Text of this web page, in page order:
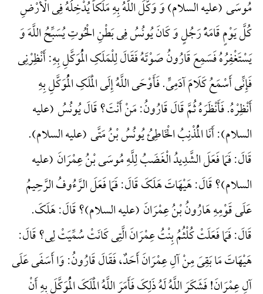
مُوسَی (علیه السلام) وَ وَکَّلَ اللَّهُ بِهِ مَلَکاً یُدْخِلُهُ فِی الْأَرْضِ
کُلَّ یَوْمٍ قَامَهًَْ رَجُلٍ وَ کَانَ یُونُسُ فِی بَطْنِ الْحُوتِ یُسَبِّحُ اللَّهَ وَ
یَسْتَغْفِرُهُ فَسَمِعَ قَارُونُ صَوْتَهُ فَقَالَ لِلْمَلَکِ الْمُوَکَّلِ بِهِ: أَنْظِرْنِی
فَإِنِّی أَسْمَعُ کَلَامَ آدَمِیٍّ. فَأَوْحَی اللَّهُ إِلَی الْمَلَکِ الْمُوَکَّلِ بِهِ
أَنْظِرْهُ. فَأَنْظَرَهُ ثُمَّ قَالَ قَارُونُ: مَنْ أَنْتَ؟ قَالَ یُونُسُ (علیه
السلام): أَنَا الْمُذْنِبُ الْخَاطِئُ یُونُسُ بْنُ مَتَّی (علیه السلام).
قَالَ: فَمَا فَعَلَ الشَّدِیدُ الْغَضَبُ لِلَّهِ مُوسَی بْنُ عِمْرَانَ (علیه
السلام)؟ قَالَ: هَیْهَاتَ هَلَکَ قَالَ: فَمَا فَعَلَ الرَّءُوفُ الرَّحِیمُ
عَلَی قَوْمِهِ هَارُونُ بْنُ عِمْرَانَ (علیه السلام)؟ قَالَ: هَلَکَ.
قَالَ: فَمَا فَعَلَتْ کُلْثُمُ بِنْتُ عِمْرَانَ الَّتِی کَانَتْ سُمِّیَتْ لِی؟ قَالَ:
هَیْهَاتَ مَا بَقِیَ مِنْ آلِ عِمْرَانَ أَحَدٌ، فَقَالَ قَارُونُ: وَا أَسَفَی عَلَی
آلِ عِمْرَانَ! فَشَکَرَ اللَّهُ لَهُ ذَلِکَ فَأَمَرَ اللَّهُ الْمَلَکَ الْمُوَکَّلَ بِهِ أَنْ